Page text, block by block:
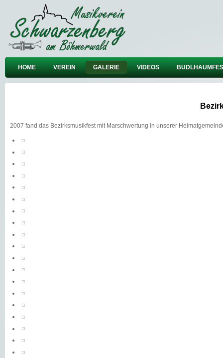
HOME VEREIN GALERIE VIDEOS
2007 fand das Bezirksmusikfest mit Marschwertung in unserer